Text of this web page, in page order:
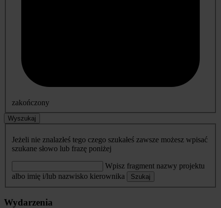
zakończony
Wyszukaj
Jeżeli nie znalazłeś tego czego szukałeś zawsze możesz wpisać
szukane słowo lub frazę poniżej
Wpisz fragment nazwy projektu
albo imię i/lub nazwisko kierownika
Szukaj
Wydarzenia